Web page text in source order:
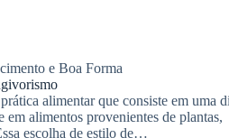
e Boa Forma
alimentar que consiste em uma
em alimentos provenientes de plantas,
escolha de estilo de…